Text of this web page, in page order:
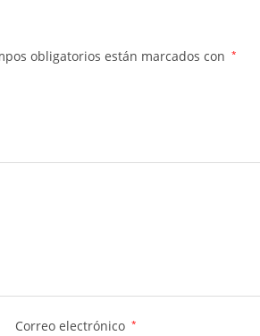
obligatorios están marcados con *
Correo electrónico *